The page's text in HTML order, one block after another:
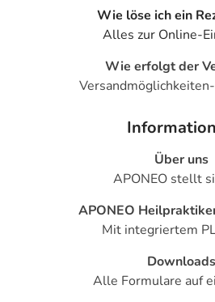
Wie löse ich ein
Alles zur Online-
Wie erfolgt der
Über uns
APONEO stellt
APONEO
Mit integriertem
Downloads
Alle Formulare auf